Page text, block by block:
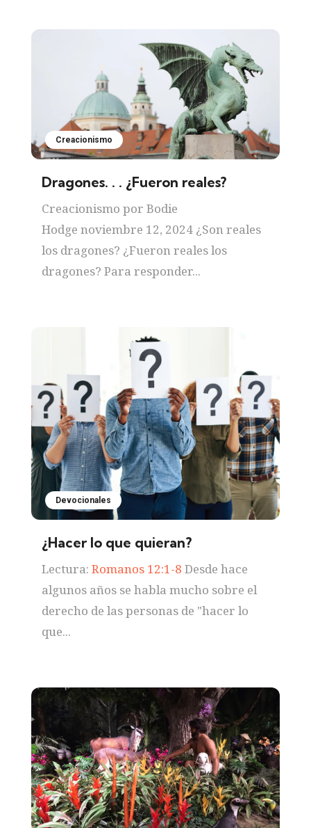
Creacionismo
Dragones. . . ¿Fueron reales?
Creacionismo por Bodie
Hodge noviembre 12, 2024 ¿Son reales
los dragones? ¿Fueron reales los
dragones? Para responder...
Devocionales
¿Hacer lo que quieran?
Lectura: Romanos 12:1-8 Desde hace
algunos años se habla mucho sobre el
derecho de las personas de "hacer lo
que...